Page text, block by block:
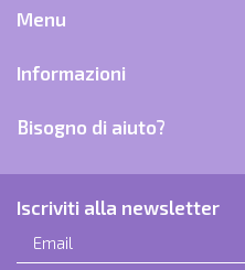
Menu
Informazioni
Bisogno di aiuto?
Iscriviti alla newsletter